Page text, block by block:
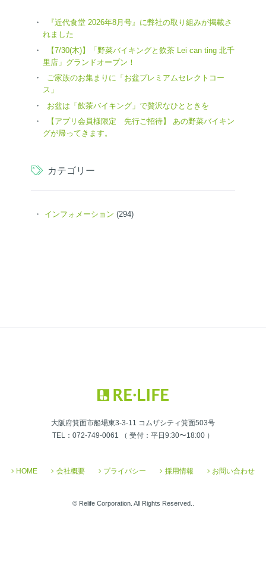
『近代食堂 2026年8月号』に弊社の取り組みが掲載さ
れました
【7/30(木)】「野菜バイキングと飲茶 Lei can ting 北千
里店」グランドオープン！
ご家族のお集まりに「お盆プレミアムセレクトコー
ス」
お盆は「飲茶バイキング」で贅沢なひとときを
【アプリ会員様限定 先行ご招待】 あの野菜バイキン
グが帰ってきます。
カテゴリー
インフォメーション (294)
大阪府箕面市船場東3-3-11 コムザシティ箕面503号
TEL：072-749-0061 （ 受付：平日9:30〜18:00 ）
HOME 会社概要 プライバシー 採用情報 お問い合わせ
© Relife Corporation. All Rights Reserved..